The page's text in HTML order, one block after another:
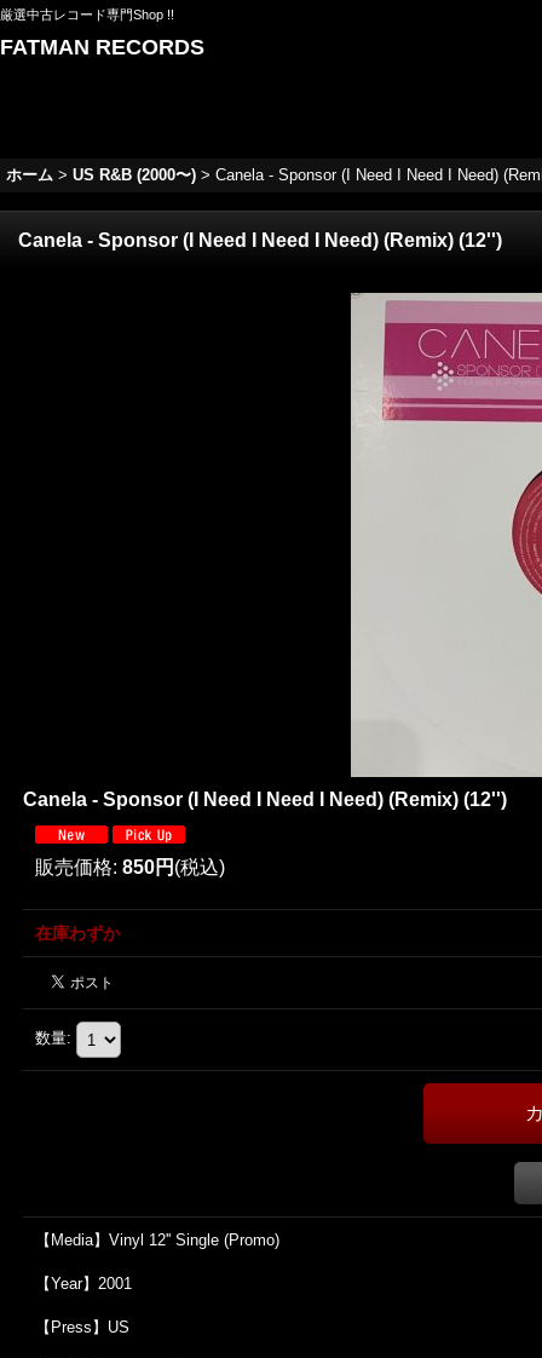
厳選中古レコード専門Shop !!
FATMAN RECORDS
ホーム > US R&B (2000〜) > Canela - Sponsor (I Need I Need I Need)
Canela - Sponsor (I Need I Need I Need) (Remix) (12'')
Canela - Sponsor (I Need I Need I Need) (Remix) (12'')
販売価格: 850円 (税込)
在庫わずか
数量:
【Media】Vinyl 12'' Single (Promo)
【Year】2001
【Press】US